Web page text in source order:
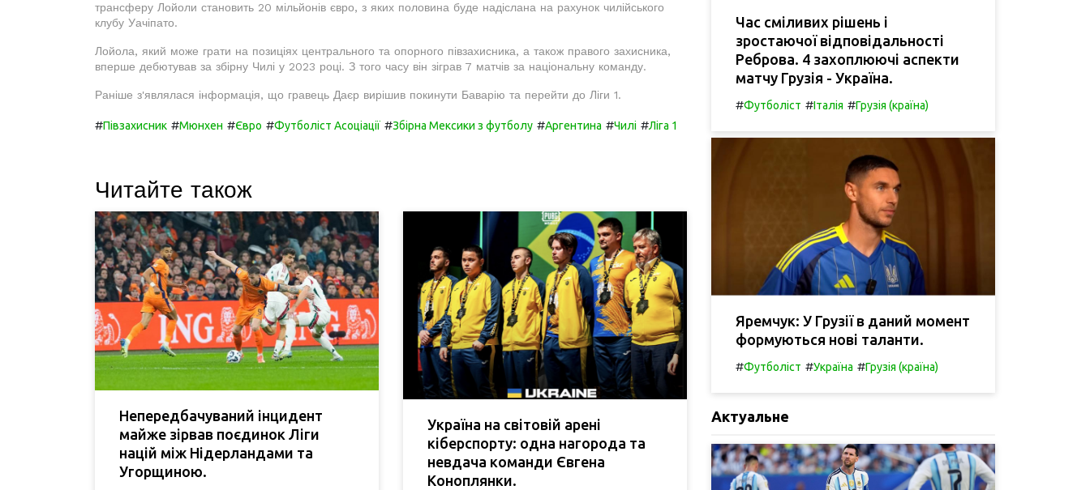
трансферу Лойоли становить 20 мільйонів євро, з яких половина буде надіслана на рахунок чилійського
клубу Уачіпато.
Лойола, який може грати на позиціях центрального та опорного півзахисника, а також правого захисника,
вперше дебютував за збірну Чилі у 2023 році. З того часу він зіграв 7 матчів за національну команду.
Раніше з'являлася інформація, що гравець Даєр вирішив покинути Баварію та перейти до Ліги 1.
#Півзахисник #Мюнхен #Євро #Футболіст Асоціації #Збірна Мексики з футболу #Аргентина #Чилі #Ліга 1
Читайте також
Непередбачуваний інцидент
майже зірвав поєдинок Ліги
націй між Нідерландами та
Угорщиною.
Україна на світовій арені
кіберспорту: одна нагорода та
невдача команди Євгена
Коноплянки.
Час сміливих рішень і
зростаючої відповідальності
Реброва. 4 захоплюючі аспекти
матчу Грузія - Україна.
#Футболіст #Італія #Грузія (країна)
Яремчук: У Грузії в даний момент
формуються нові таланти.
#Футболіст #Україна #Грузія (країна)
Актуальне